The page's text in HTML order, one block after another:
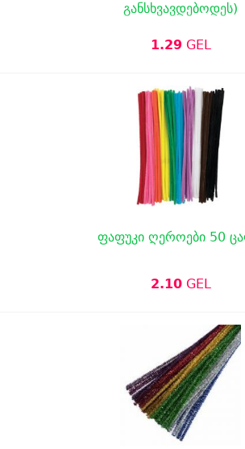
განსხვავდებოდეს)
1.29 GEL
ფაფუკი ღეროები 50
2.10GEL